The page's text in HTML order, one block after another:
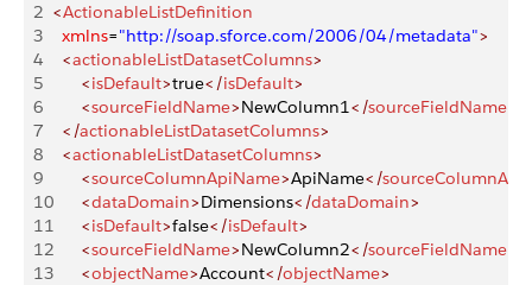
2 <ActionableListDefinition
3
	xmlns
="http://soap.sforce.com/2006/04/metadata">
4
	<
actionableListDatasetColumns>
5
		<
isDefault>true</isDefault>
6
		<
sourceFieldName>NewColumn1</sourceFieldName
7
	</
actionableListDatasetColumns>
8
	<
actionableListDatasetColumns>
9
		<
sourceColumnApiName>ApiName</
10
		<
dataDomain>Dimensions</dataDomain>
11
		<
isDefault>false</isDefault>
12
		<
sourceFieldName>NewColumn2</sourceFieldName
13
		<
objectName>Account</objectName>